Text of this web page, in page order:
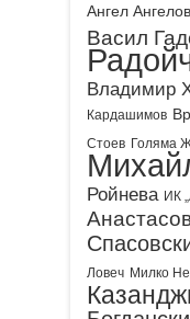
Ангел Ангелов
Васил
Владимир
Кардашимов
Стоев Голяма
Ройнева ИК
Ловеч Милко